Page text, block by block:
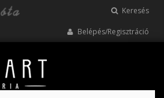
Keresés
Belépés/Regisztráció